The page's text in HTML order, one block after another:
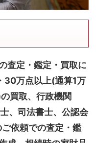
査定・鑑定・買取に
30万点以上(通算1万
の買取、行政機関
、司法書士、公認会
依頼での査定・鑑